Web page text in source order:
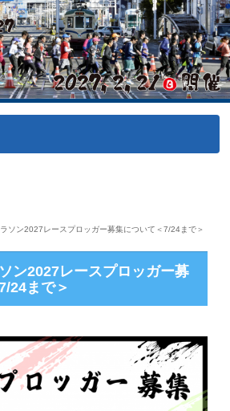
ナー
加賞
ソン2027レースプロッガー募集について＜7/24まで＞
ン2027レースプロッガー募
24まで＞